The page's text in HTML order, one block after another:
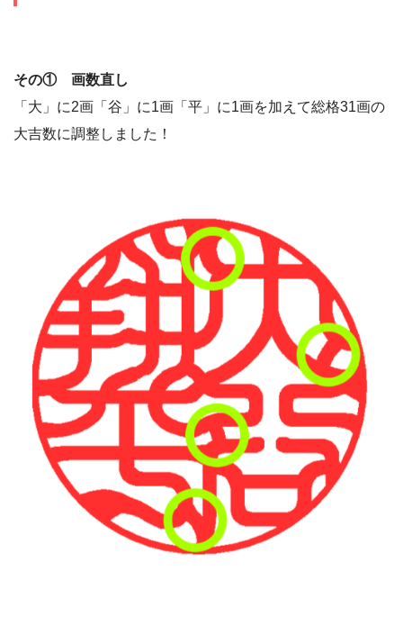
その① 画数直し
「大」に2画「谷」に1画「平」に1画を加えて総格31画の
大吉数に調整しました！